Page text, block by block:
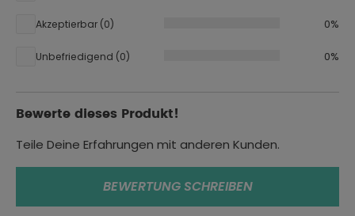
Farbe:
S
Oberteile Typ:
Jacken
Eigenschaften:
Akzeptierbar (0) 0%
Unbefriedigend (0) 0%
Bewerte dieses Produkt!
Teile Deine Erfahrungen mit anderen Kunden.
BEWERTUNG SCHREIBEN